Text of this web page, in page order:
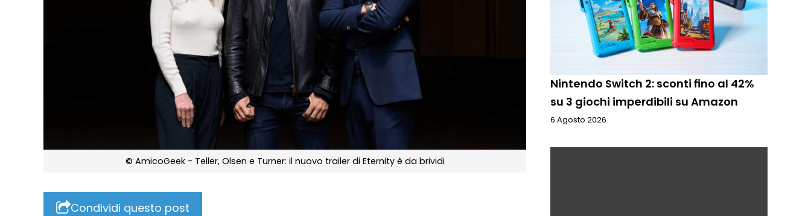
© AmicoGeek - Teller, Olsen e Turner: il nuovo trailer di Eternity è da brividi
Condividi questo post
Nintendo Switch 2: sconti fino al 42%
su 3 giochi imperdibili su Amazon
6 Agosto 2026